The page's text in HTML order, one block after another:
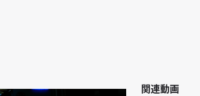
関連動画